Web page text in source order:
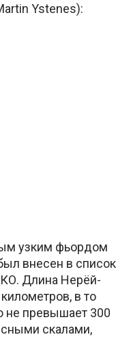
Ystenes):
узким фьордом
внесен в список
Длина Нерёй-
в то
не превышает 300
скалами,